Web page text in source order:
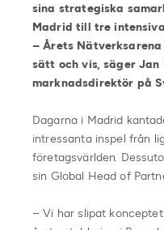
sina strategiska
Madrid till tre
– Årets
sätt och vis, säger Jan
marknadsdirektör på
Dagarna i Madrid
intressanta inspel från
företagsvärlden.
sin Global Head of
– Vi har slipat